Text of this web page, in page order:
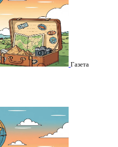
Газета